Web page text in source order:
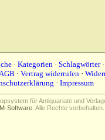
· Kategorien · Schlagwörter·
· Vertrag widerrufen·
· Impressum
für Antiquariate und
Software. Alle Rechte vorbehalten.